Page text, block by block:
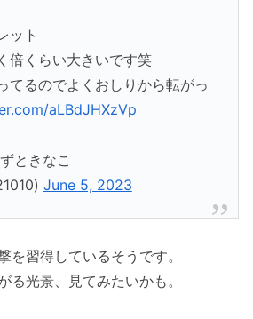
ット
倍くらい大きいです笑
てるのでよくおしりから転がっ
aLBdJHXzVp
ときなこ
June 5, 2023
を習得しているそうです。
る光景、見てみたいかも。